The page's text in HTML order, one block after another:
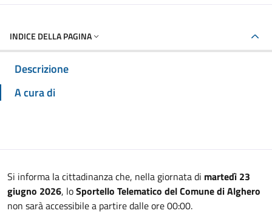
INDICE DELLA PAGINA
Descrizione
A cura di
Si informa la cittadinanza che, nella giornata di martedì 23
giugno 2026, loSportello Telematico del Comune di Alghero
non sarà accessibile a partire dalle ore 00:00.